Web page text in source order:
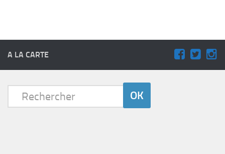
A LA CARTE